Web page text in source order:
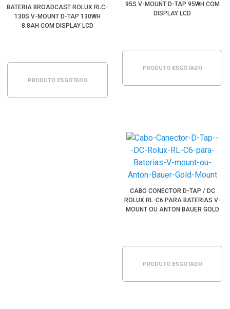
BATERIA BROADCAST ROLUX RLC-
130S V-MOUNT D-TAP 130WH
8.8AH COM DISPLAY LCD
PRODUTO ESGOTADO
95S V-MOUNT D-TAP 95WH COM
DISPLAY LCD
PRODUTO ESGOTADO
CABO CONECTOR D-TAP / DC
ROLUX RL-C6 PARA BATERIAS V-
MOUNT OU ANTON BAUER GOLD
PRODUTO ESGOTADO